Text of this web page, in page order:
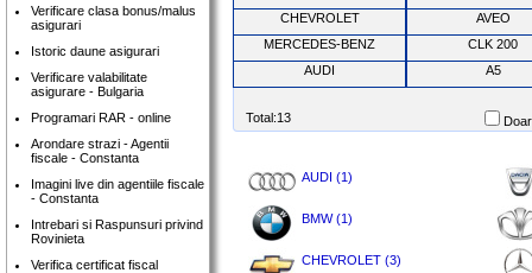
Verificare clasa bonus/malus
asigurari
Istoric daune asigurari
Verificare valabilitate
asigurare - Bulgaria
Programari RAR - online
Arondare strazi - Agentii
fiscale - Constanta
Imagini live din agentiile fiscale
- Constanta
Intrebari si Raspunsuri privind
Rovinieta
Verifica certificat fiscal
CHEVROLET
AVEO
MERCEDES-BENZ
CLK 200
AUDI
A5
Total:13
AUDI (1)
BMW (1)
CHEVROLET (3)